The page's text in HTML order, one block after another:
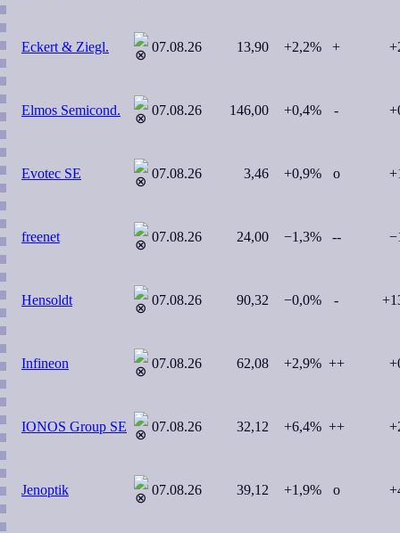
Eckert & Ziegl. 07.08.26 13,90 +2,2% +
Elmos Semicond. 07.08.26 146,00 +0,4% -
Evotec SE 07.08.26 3,46 +0,9% o
freenet 07.08.26 24,00 −1,3% --
Hensoldt 07.08.26 90,32 −0,0% -
Infineon 07.08.26 62,08 +2,9% ++
IONOS Group SE 07.08.26 32,12 +6,4% ++
Jenoptik 07.08.26 39,12 +1,9% o